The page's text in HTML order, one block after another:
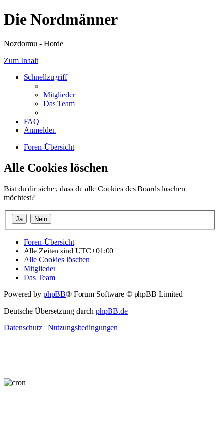
Die Nordmänner
Nozdormu - Horde
Zum Inhalt
Schnellzugriff
Mitglieder
Das Team
FAQ
Anmelden
Foren-Übersicht
Alle Cookies löschen
Bist du dir sicher, dass du alle Cookies des Boards löschen
möchtest?
Foren-Übersicht
Alle Zeiten sind UTC+01:00
Alle Cookies löschen
Mitglieder
Das Team
Powered by phpBB® Forum Software © phpBB Limited
Deutsche Übersetzung durch phpBB.de
Datenschutz | Nutzungsbedingungen